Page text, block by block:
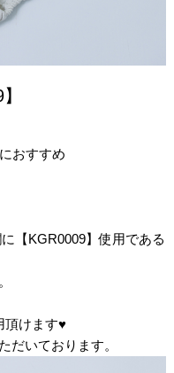
おすすめ
【KGR0009】使用である
頂けます♥
だいております。